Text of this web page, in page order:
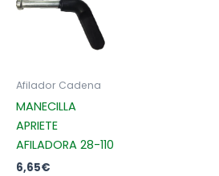
Afilador Cadena
MANECILLA
APRIETE
AFILADORA 28-110
6,65€